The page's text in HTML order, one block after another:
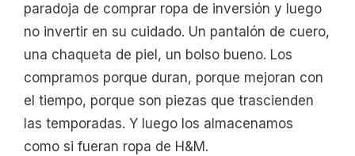
paradoja de comprar ropa de inversión y luego
no invertir en su cuidado. Un pantalón de cuero,
una chaqueta de piel, un bolso bueno. Los
compramos porque duran, porque mejoran con
el tiempo, porque son piezas que trascienden
las temporadas. Y luego los almacenamos
como si fueran ropa de H&M.